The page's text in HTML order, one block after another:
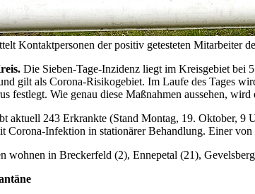
Kontaktpersonen der positiv getesteten Mitarbeiter
Die Sieben-Tage-Inzidenz liegt im Kreisgebiet bei
gilt als Corona-Risikogebiet. Im Laufe des Tages
festlegt. Wie genau diese Maßnahmen aussehen,
aktuell 243 Erkrankte (Stand Montag, 19. Oktober, 9
Corona-Infektion in stationärer Behandlung. Einer
wohnen in Breckerfeld (2), Ennepetal (21),